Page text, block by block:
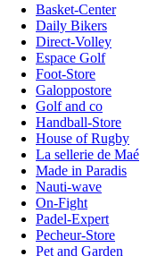
Basket-Center
Daily Bikers
Direct-Volley
Espace Golf
Foot-Store
Galoppostore
Golf and co
Handball-Store
House of Rugby
La sellerie de Maé
Made in Paradis
Nauti-wave
On-Fight
Padel-Expert
Pecheur-Store
Pet and Garden